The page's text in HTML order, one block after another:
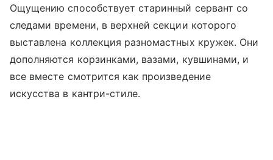
Ощущению способствует старинный сервант со
следами времени, в верхней секции которого
выставлена коллекция разномастных кружек. Они
дополняются корзинками, вазами, кувшинами, и
все вместе смотрится как произведение
искусства в кантри-стиле.